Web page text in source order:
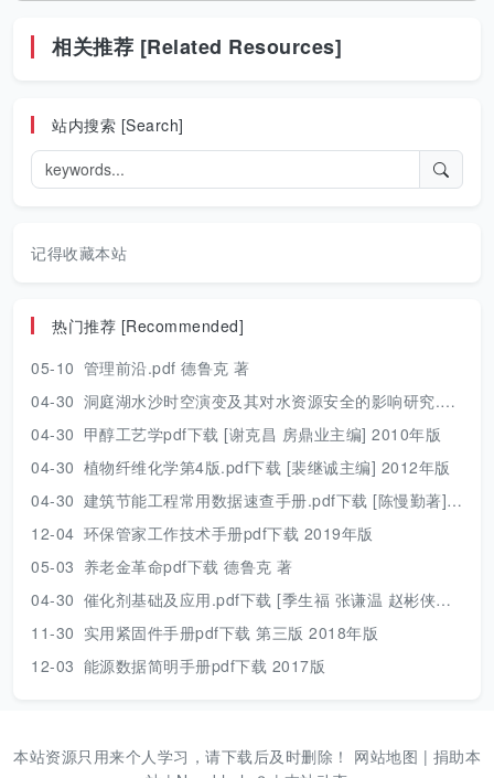
相关推荐 [Related Resources]
站内搜索 [Search]
记得收藏本站
热门推荐 [Recommended]
05-10 管理前沿.pdf 德鲁克 著
04-30 洞庭湖水沙时空演变及其对水资源安全的影响研究.pdf 胡光伟 著 2017年版
04-30 甲醇工艺学pdf下载 [谢克昌 房鼎业主编] 2010年版
04-30 植物纤维化学第4版.pdf下载 [裴继诚主编] 2012年版
04-30 建筑节能工程常用数据速查手册.pdf下载 [陈慢勤著] 2010年版
12-04 环保管家工作技术手册pdf下载 2019年版
05-03 养老金革命pdf下载 德鲁克 著
04-30 催化剂基础及应用.pdf下载 [季生福 张谦温 赵彬侠编] 2011年版
11-30 实用紧固件手册pdf下载 第三版 2018年版
12-03 能源数据简明手册pdf下载 2017版
本站资源只用来个人学习，请下载后及时删除！ 网站地图 | 捐助本